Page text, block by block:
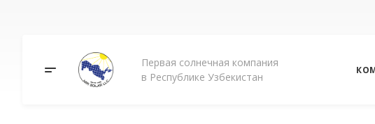
Первая солнечная компания
в Республике Узбекистан